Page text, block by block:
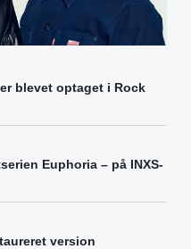
blevet optaget i Rock
Euphoria – på INXS-
version